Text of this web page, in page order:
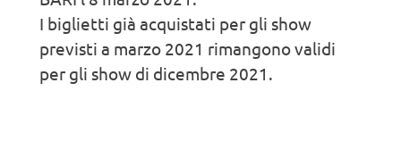
I biglietti già acquistati per gli show
previsti a marzo 2021 rimangono validi
per gli show di dicembre 2021.